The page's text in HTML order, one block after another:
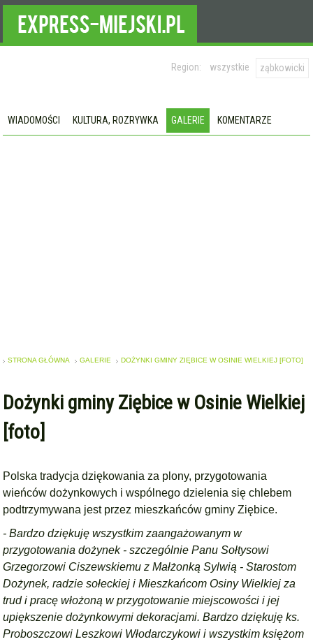
Region: wszystkie ząbkowicki
WIADOMOŚCI KULTURA, ROZRYWKA GALERIE KOMENTARZE
STRONA GŁÓWNA GALERIE DOŻYNKI GMINY ZIĘBICE W OSINIE WIELKIEJ [FOTO]
Dożynki gminy Ziębice w Osinie Wielkiej
[foto]
Polska tradycja dziękowania za plony, przygotowania
wieńców dożynkowych i wspólnego dzielenia się chlebem
podtrzymywana jest przez mieszkańców gminy Ziębice.
- Bardzo dziękuję wszystkim zaangażowanym w
przygotowania dożynek - szczególnie Panu Sołtysowi
Grzegorzowi Ciszewskiemu z Małżonką Sylwią - Starostom
Dożynek, radzie sołeckiej i Mieszkańcom Osiny Wielkiej za
trud i pracę włożoną w przygotowanie miejscowości i jej
upiększenie dożynkowymi dekoracjami. Bardzo dziękuję ks.
Proboszczowi Leszkowi Włodarczykowi i wszystkim księżom